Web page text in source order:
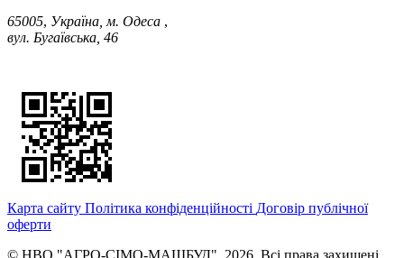
65005, Україна, м. Одеса ,
вул. Бугаївська, 46
Карта сайту Політика конфіденційності Договір публічної
оферти